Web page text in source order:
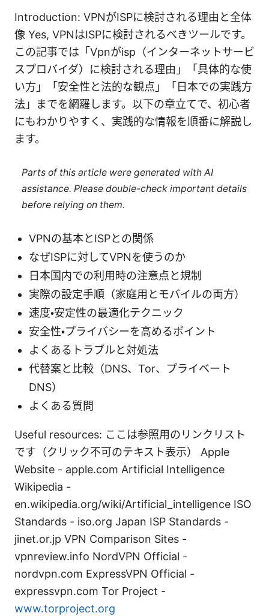
Introduction: VPNがISPに検討される理由と全体
像 Yes, VPNはISPに検討されるべきツールです。
この記事では「Vpnがisp（インターネットサービ
スプロバイダ）に検討される理由」「具体的な使
い方」「安全性と法的な観点」「日本での実践方
法」までを網羅します。以下の章立てで、初心者
にもわかりやすく、実践的な情報を順番に解説し
ます。
Parts of this article were generated with AI
assistance. Please double-check important details
before relying on them.
VPNの基本とISPとの関係
なぜISPに対してVPNを使うのか
日本国内での利用時の注意点と規制
実際の設定手順（家庭用とモバイルの両方）
速度・安定性の最適化テクニック
安全性・プライバシーを高めるポイント
よくあるトラブルと対処法
代替案と比較（DNS、Tor、プライベート
DNS）
よくある質問
Useful resources: ここは参照用のリンクリスト
です（クリック不可のテキスト表示） Apple
Website - apple.com Artificial Intelligence
Wikipedia -
en.wikipedia.org/wiki/Artificial_intelligence ISO
Standards - iso.org Japan ISP Standards -
jinet.or.jp VPN Comparison Sites -
vpnreview.info NordVPN Official -
nordvpn.com ExpressVPN Official -
expressvpn.com Tor Project -
www.torproject.org